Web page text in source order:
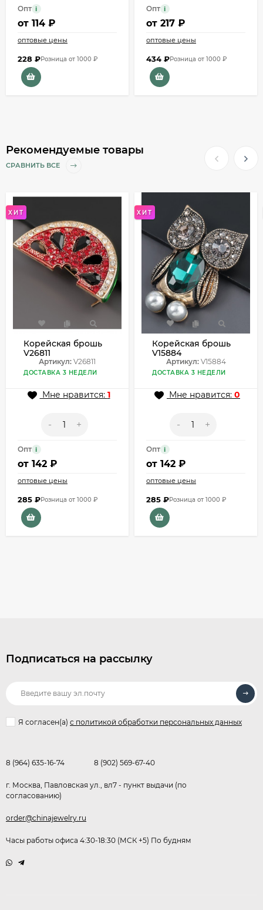
Опт i
от 114 ₽
оптовые цены
228 ₽Розница от 1000 ₽
Опт i
от 217 ₽
оптовые цены
434 ₽Розница от 1000 ₽
Рекомендуемые товары
СРАВНИТЬ ВСЕ
ХИТ
Корейская брошь
V26811
Артикул: V26811
ДОСТАВКА 3 НЕДЕЛИ
Мне нравится: 1
- +
Опт i
от 142 ₽
оптовые цены
285 ₽Розница от 1000 ₽
ХИТ
Корейская брошь
V15884
Артикул:V15884
ДОСТАВКА 3 НЕДЕЛИ
Мне нравится: 0
- +
Опт i
от 142 ₽
оптовые цены
285 ₽Розница от 1000 ₽
Подписаться на рассылку
Я согласен(a) с политикой обработки персональных данных
8 (964) 635-16-74 8 (902) 569-67-40
г. Москва, Павловская ул., вл7 - пункт выдачи (по
согласованию)
order@chinajewelry.ru
Часы работы офиса 4:30-18:30 (МСК +5) По будням